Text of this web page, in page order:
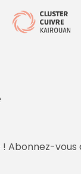
! Abonnez-